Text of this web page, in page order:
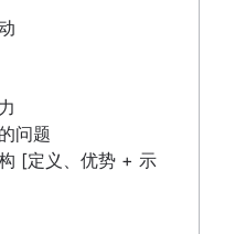
素与关键步骤
理
确的工作
共享知识
图：定义、优势和示
问题
[定义、优势 + 示